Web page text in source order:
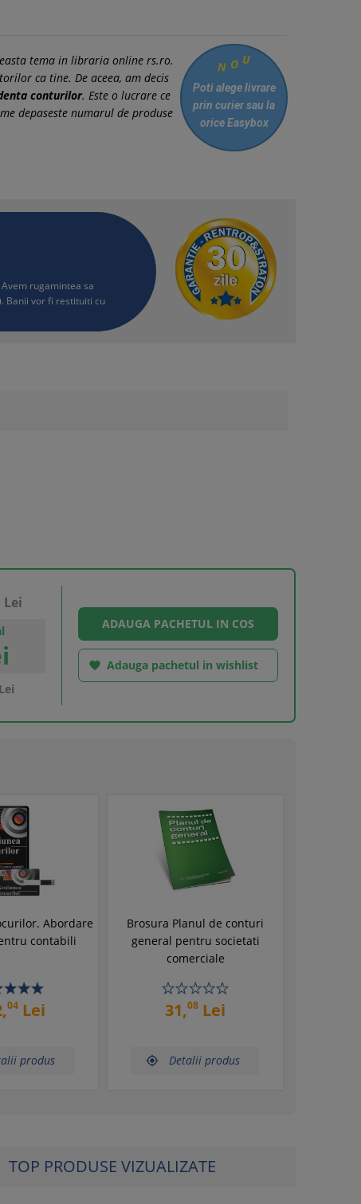
tema in libraria online rs.ro.
ca tine. De aceea, am decis
conturilor. Este o lucrare ce
depaseste numarul de produse
N O U
Poti alege livrare
prin curiersau la
orice Easybox
rugamintea sa
Banii vor fi restituiti cu
Lei
Lei
 Adauga pachetul in wishlist
Abordare
contabili
04Lei
produs
Brosura Planul de conturi
general pentru societati
comerciale
31,08 Lei
 Detalii produs
TOP PRODUSE VIZUALIZATE